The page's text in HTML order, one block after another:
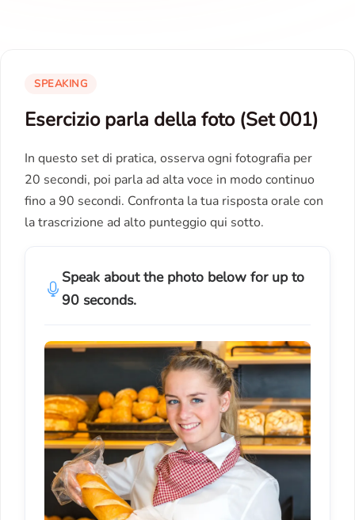
SPEAKING
Esercizio parla della foto (Set 001)
In questo set di pratica, osserva ogni fotografia per
20 secondi, poi parla ad alta voce in modo continuo
fino a 90 secondi. Confronta la tua risposta orale con
la trascrizione ad alto punteggio qui sotto.
Speak about the photo below for up to
90 seconds.